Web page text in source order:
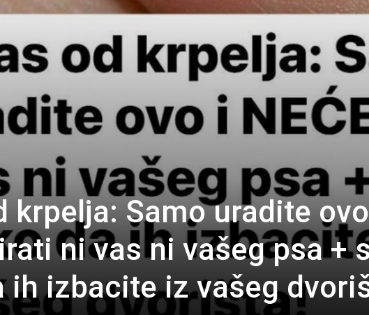
krpelja: Samo uradite
ni vas ni vašeg psa +
ih izbacite iz vašeg